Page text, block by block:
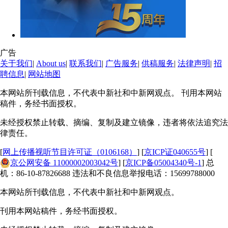
广告
关于我们| About us| 联系我们| 广告服务| 供稿服务| 法律声明| 招
聘信息| 网站地图
本网站所刊载信息，不代表中新社和中新网观点。 刊用本网站
稿件，务经书面授权。
未经授权禁止转载、摘编、复制及建立镜像，违者将依法追究法
律责任。
[网上传播视听节目许可证（0106168） ] [京ICP证040655号] [
京公网安备 11000002003042号] [京ICP备05004340号-1] 总
机：86-10-87826688 违法和不良信息举报电话：15699788000
本网站所刊载信息，不代表中新社和中新网观点。
刊用本网站稿件，务经书面授权。